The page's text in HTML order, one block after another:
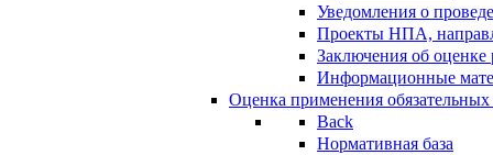
Уведомления о
Проекты НПА,
Заключения об
Информационные
Оценка применения
Back
Нормативная база